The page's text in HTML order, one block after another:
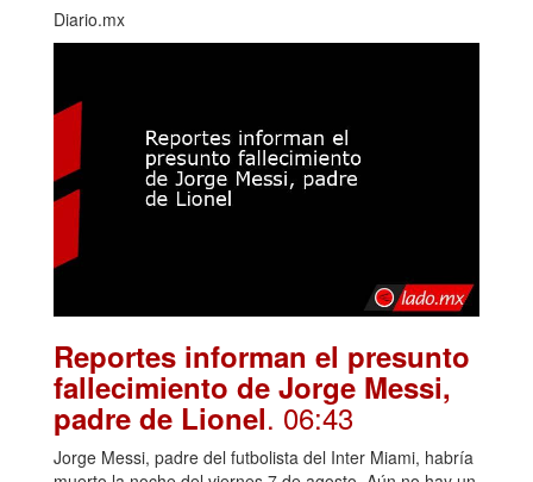
Diario.mx
Reportes informan el presunto
fallecimiento de Jorge Messi,
padre de Lionel. 06:43
Jorge Messi, padre del futbolista del Inter Miami, habría